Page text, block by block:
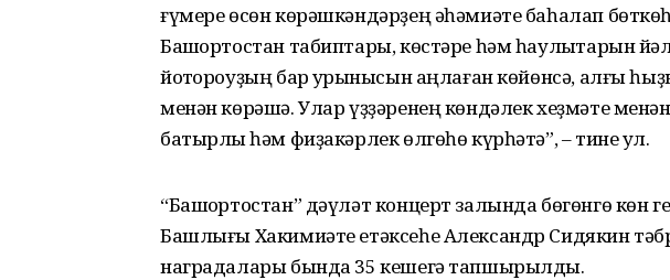
ғүмере өсөн көрәшкәндәрҙең әһәмиәте баһалап
Башҡортостан табиптары, көстәре һәм һаулыҡтарын
йоҡтороуҙың бар ҡурҡынысын аңлаған көйөнсә, алғы
менән көрәшә. Улар үҙҙәренең көндәлек хеҙмәте
батырлыҡ һәм фиҙакәрлек өлгөһө күрһәтә”, – тине ул.
“Башҡортостан” дәүләт концерт залында бөгөнгө көн
Башлығы Хакимиәте етәксеһе Александр Сидякин
наградалары бында 35 кешегә тапшырылды.